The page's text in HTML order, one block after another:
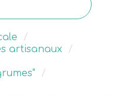
artisanaux